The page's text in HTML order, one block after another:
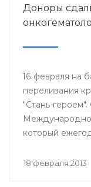
Доноры
16 февраля на
переливания
"Стань
который
18 февраля 2013